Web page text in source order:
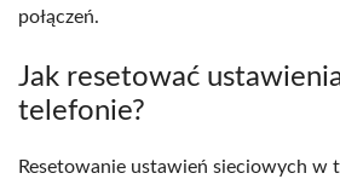
połączeń.
Jak resetować
telefonie?
Resetowanie ustawień sieciowych